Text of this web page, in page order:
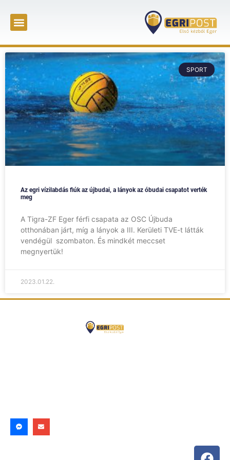
SPORT
Az egri vízilabdás fiúk az újbudai, a lányok az óbudai csapatot verték
meg
A Tigra-ZF Eger férfi csapata az OSC Újbuda
otthonában járt, míg a lányok a III. Kerületi TVE-t látták
vendégül szombaton. És mindkét meccset
megnyertük!
2023.01.22.